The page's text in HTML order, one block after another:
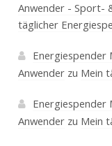
Anwender - Sport-
täglicher
Energiespender
Anwenderzu Mein
Energiespender
Anwenderzu Mein